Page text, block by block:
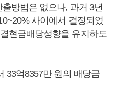
방법은 없으나, 과거 3년
사이에서 결정되었
현금배당성향을 유지하도
33억8357만 원의 배당금